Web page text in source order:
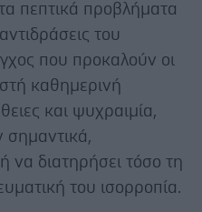
πεπτικά προβλήματα
του
που προκαλούν οι
καθημερινή
και ψυχραιμία,
σημαντικά,
να διατηρήσει τόσο τη
του ισορροπία.